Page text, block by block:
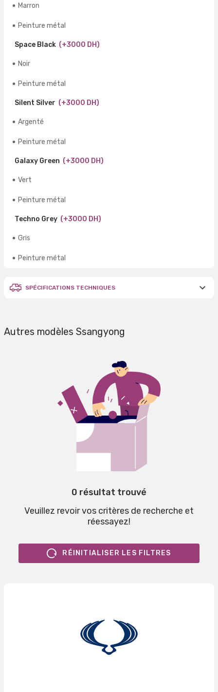
Marron
Peinture métal
Space Black (+3000 DH)
Noir
Peinture métal
Silent Silver (+3000 DH)
Argenté
Peinture métal
Galaxy Green (+3000 DH)
Vert
Peinture métal
Techno Grey (+3000 DH)
Gris
Peinture métal
SPÉCIFICATIONS TECHNIQUES
Autres modèles Ssangyong
0 résultat trouvé
Veuillez revoir vos critères de recherche et
réessayez!
RÉINITIALISER LES FILTRES